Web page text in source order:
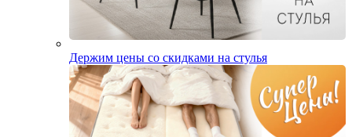
Держим цены со скидками на стулья